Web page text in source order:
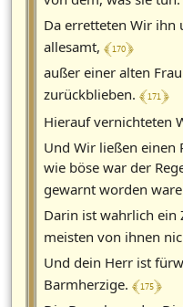
Da erretteten Wir ihn
allesamt, ﴾ 170 ﴿
außer einer alten
zurückblieben. ﴾ 171 ﴿
Hierauf vernichteten
Und Wir ließen einen
wie böse war der
gewarnt worden
Darin ist wahrlich ein
meisten von ihnen
Und dein Herr ist
Barmherzige. ﴾ 175 ﴿